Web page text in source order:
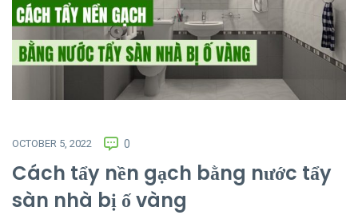
OCTOBER 5, 2022 0
Cách tẩy nền gạch bằng nước tẩy
sàn nhà bị ố vàng